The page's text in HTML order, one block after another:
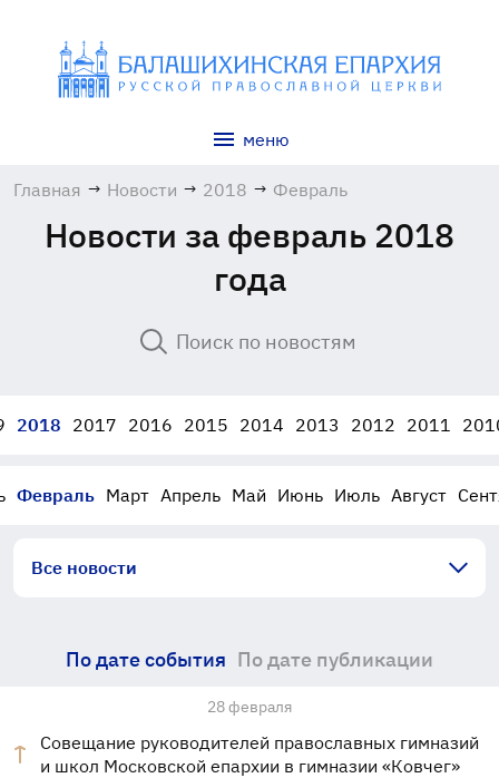
меню
Главная → Новости → 2018 → Февраль
Новости за февраль 2018
года
2018 2017 2016 2015 2014 2013 2012 2011
Февраль Март Апрель Май Июнь Июль Август
Все новости
По дате события По дате публикации
28 февраля
Совещание руководителей православных гимназий
и школ Московской епархии в гимназии «Ковчег»